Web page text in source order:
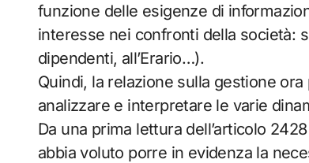
funzione delle esigenze di
interesse nei confronti della società:
dipendenti, all’Erario…).
Quindi, la relazione sulla gestione
analizzare e interpretare le varie
Da una prima lettura dell’articolo
abbia voluto porre in evidenza la